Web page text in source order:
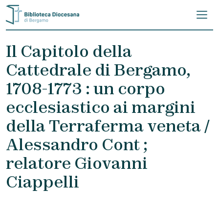
Skip to content
Il Capitolo della
Cattedrale di Bergamo,
1708-1773 : un corpo
ecclesiastico ai margini
della Terraferma veneta /
Alessandro Cont ;
relatore Giovanni
Ciappelli